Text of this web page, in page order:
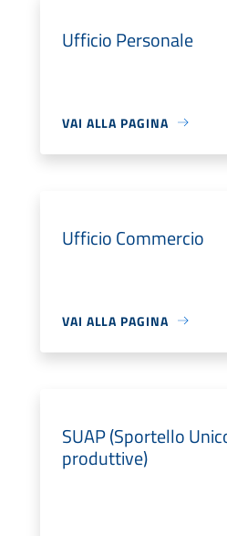
Ufficio Personale
VAI ALLA PAGINA
Ufficio Commercio
VAI ALLA PAGINA
SUAP (Sportello
produttive)